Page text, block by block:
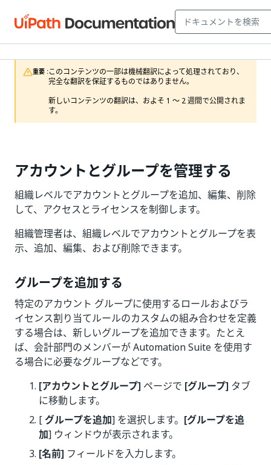
重要 :このコンテンツの一部は機械翻訳によって処理されており、
完全な翻訳を保証するものではありません。
新しいコンテンツの翻訳は、およそ 1 ～ 2 週間で公開されま
す。
アカウントとグループを管理する
組織レベルでアカウントとグループを追加、編集、削除
して、アクセスとライセンスを制御します。
組織管理者は、組織レベルでアカウントとグループを表
示、追加、編集、および削除できます。
グループを追加する
特定のアカウント グループに使用するロールおよびラ
イセンス割り当てルールのカスタムの組み合わせを定義
する場合は、新しいグループを追加できます。たとえ
ば、会計部門のメンバーが Automation Suite を使用す
る場合に必要なグループなどです。
[アカウントとグループ] ページで [グループ] タブ
に移動します。
[グループを追加] を選択します。 [グループを追
加] ウィンドウが表示されます。
[名前] フィールドを入力します。